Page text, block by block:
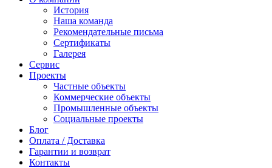
История
Наша команда
Рекомендательные письма
Сертификаты
Галерея
Сервис
Проекты
Частные объекты
Коммерческие объекты
Промышленные объекты
Социальные проекты
Блог
Оплата / Доставка
Гарантии и возврат
Контакты